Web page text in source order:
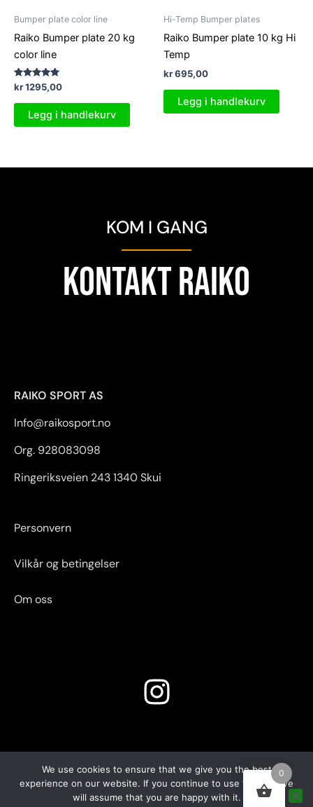
Bumper plate color line
Raiko Bumper plate 20 kg
color line
Vurdert
5.00
av 5
kr1295,00
Legg i handlekurv
Hi-Temp Bumper plates
Raiko Bumper plate 10 kg Hi
Temp
kr695,00
Legg i handlekurv
KOM I GANG
KONTAKT RAIKO
RAIKO SPORT AS
Info@raikosport.no
Org. 928083098
Ringeriksveien 243 1340 Skui
Personvern
Vilkår og betingelser
Om oss
I
s
t
0
We use cookies to ensure that we give you the best
experience on our website. If you continue to use this site we
will assume that you are happy with it.